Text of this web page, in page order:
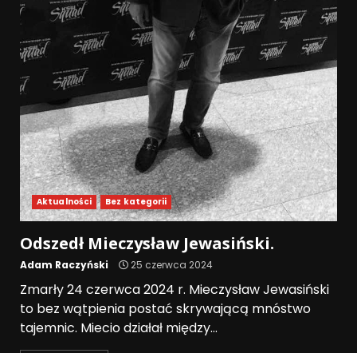
Aktualności Bez kategorii
Odszedł Mieczysław Jewasiński.
Adam Raczyński 25 czerwca 2024
Zmarły 24 czerwca 2024 r. Mieczysław Jewasiński
to bez wątpienia postać skrywającą mnóstwo
tajemnic. Miecio działał między...